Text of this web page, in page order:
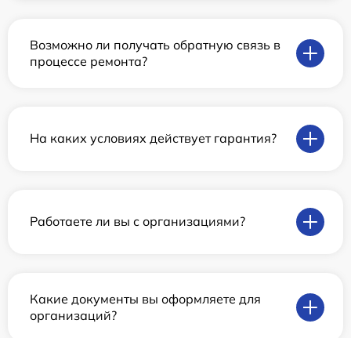
Возможно ли получать обратную связь в
процессе ремонта?
На каких условиях действует гарантия?
Работаете ли вы с организациями?
Какие документы вы оформляете для
организаций?